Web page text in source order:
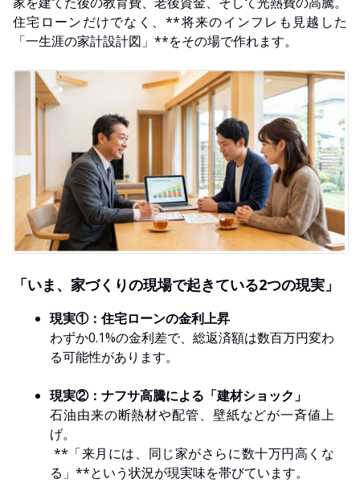
住宅ローンだけでなく、**将来のインフレも見越した
「一生涯の家計設計図」**をその場で作れます。
「いま、家づくりの現場で起きている2つの現実」
現実①：住宅ローンの金利上昇
わずか0.1%の金利差で、総返済額は数百万円変わ
る可能性があります。
現実②：ナフサ高騰による「建材ショック」
石油由来の断熱材や配管、壁紙などが一斉値上
げ。
**「来月には、同じ家がさらに数十万円高くな
る」**という状況が現実味を帯びています。